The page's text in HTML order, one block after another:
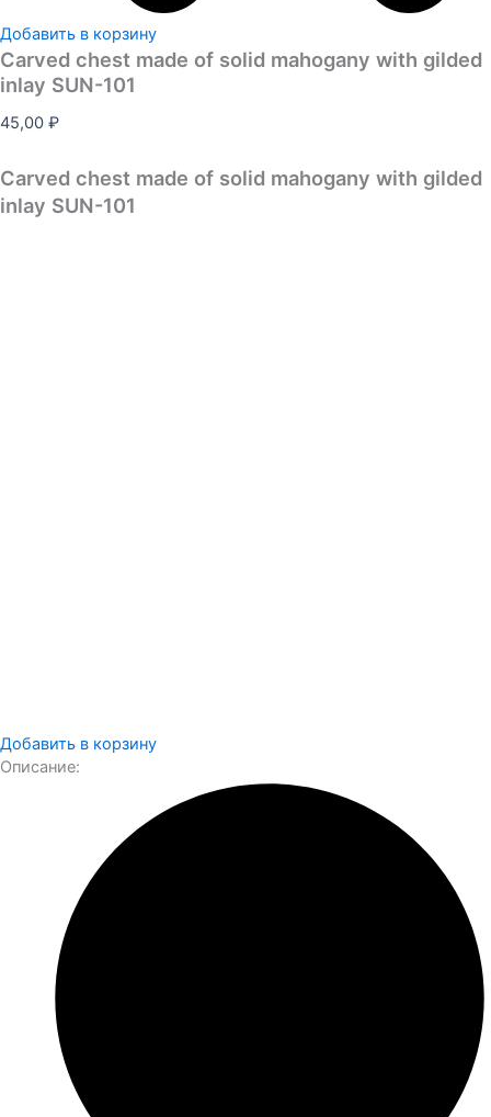
Добавить в корзину
Carved chest made of solid mahogany with gilded
inlay SUN-101
45,00 ₽
Carved chest made of solid mahogany with gilded
inlay SUN-101
Добавить в корзину
Описание: